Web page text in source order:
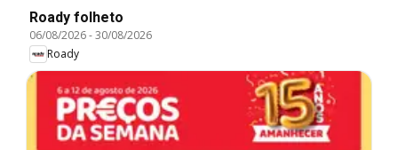
Roady folheto
06/08/2026-30/08/2026
Roady